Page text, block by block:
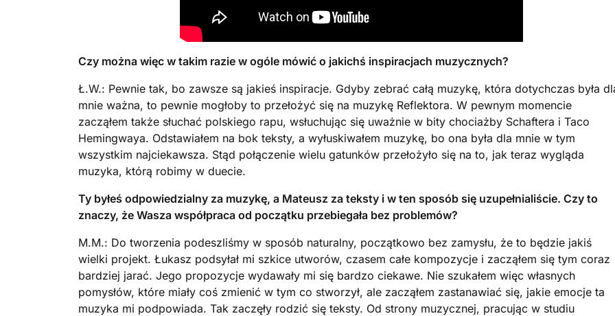
Czy można więc w takim razie w ogóle mówić o jakichś inspiracjach muzycznych?
Ł.W.: Pewnie tak, bo zawsze są jakieś inspiracje. Gdyby zebrać całą muzykę, która dotychczas była
mnie ważna, to pewnie mogłoby to przełożyć się na muzykę Reflektora. W pewnym momencie
zacząłem także słuchać polskiego rapu, wsłuchując się uważnie w bity chociażby Schaftera i Taco
Hemingwaya. Odstawiałem na bok teksty, a wyłuskiwałem muzykę, bo ona była dla mnie w tym
wszystkim najciekawsza. Stąd połączenie wielu gatunków przełożyło się na to, jak teraz wygląda
muzyka, którą robimy w duecie.
Ty byłeś odpowiedzialny za muzykę, a Mateusz za teksty i w ten sposób się uzupełnialiście. Czy to
znaczy, że Wasza współpraca od początku przebiegała bez problemów?
M.M.: Do tworzenia podeszliśmy w sposób naturalny, początkowo bez zamysłu, że to będzie jakiś
wielki projekt. Łukasz podsyłał mi szkice utworów, czasem całe kompozycje i zacząłem się tym coraz
bardziej jarać. Jego propozycje wydawały mi się bardzo ciekawe. Nie szukałem więc własnych
pomysłów, które miały coś zmienić w tym co stworzył, ale zacząłem zastanawiać się, jakie emocje ta
muzyka mi podpowiada. Tak zaczęły rodzić się teksty. Od strony muzycznej, pracując w studiu